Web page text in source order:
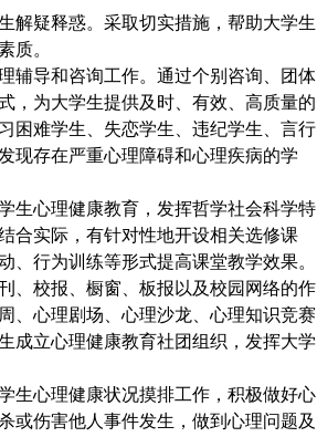
疑释惑。采取切实措施，帮助大学生
质。
导和咨询工作。通过个别咨询、团体
，为大学生提供及时、有效、高质量的
困难学生、失恋学生、违纪学生、言行
现存在严重心理障碍和心理疾病的学
心理健康教育，发挥哲学社会科学特
合实际，有针对性地开设相关选修课
行为训练等形式提高课堂教学效果。
校报、橱窗、板报以及校园网络的作
、心理剧场、心理沙龙、心理知识竞赛
成立心理健康教育社团组织，发挥大学
心理健康状况摸排工作，积极做好心
或伤害他人事件发生，做到心理问题及